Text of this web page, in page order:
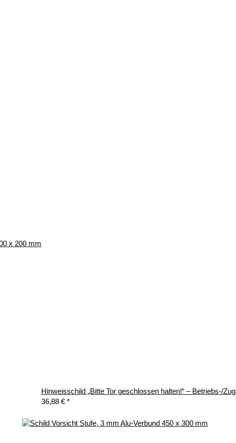
x 200 mm
Hinweisschild „Bitte Tor geschlossen halten!“ – Betriebs-/
36,88 € *